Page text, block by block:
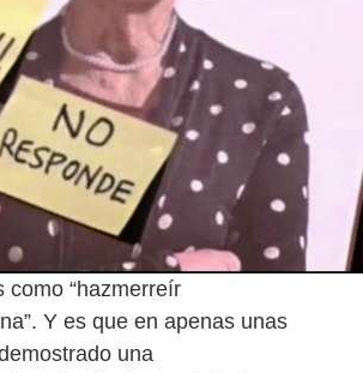
como “hazmerreír
Y es que en apenas unas
una